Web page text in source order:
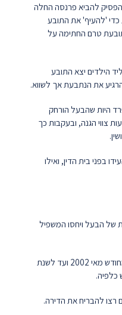
שהתובע הפסיק להביא פרנסה החלה
'להעיף' את התובע
טרם החתימה על
הילדים יצא התובע
את הנתבעת אך לשווא.
חיים בנפרד היות שהבעל הורחק
צווי הגנה, ובעקבות כך
בפני בית הדין, ואילו
של הבעל ויחסו המשפיל
האישה מאשרת כי הצדדים חזרו לחיות יחד מחודש מאי 2002 ועד לשנת
רצו להבריח את הדירה.